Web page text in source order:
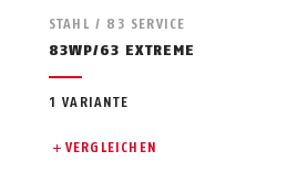
STAHL / 83 SERVICE
83WP/63 EXTREME
1 VARIANTE
VERGLEICHEN